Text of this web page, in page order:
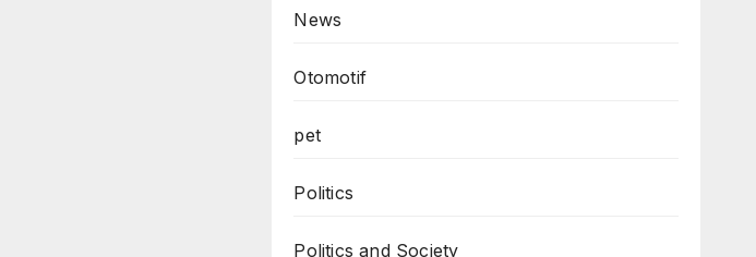
News
Otomotif
pet
Politics
Politics and Society